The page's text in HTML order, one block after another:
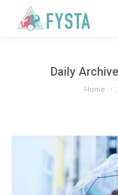
Daily
You are
Home